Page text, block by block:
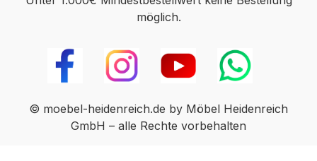
möglich.
© moebel-heidenreich.de by Möbel Heidenreich
GmbH – alle Rechte vorbehalten